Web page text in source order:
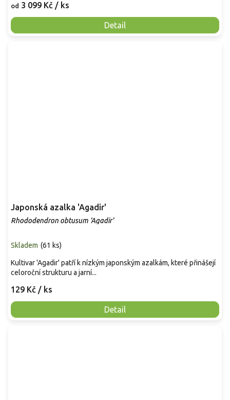
od 3 099 Kč / ks
Detail
Japonská azalka 'Agadir'
Rhododendron obtusum 'Agadir'
Skladem (61 ks)
129 Kč / ks
Detail
Kultivar 'Agadir' patří k nízkým japonským azalkám, které přinášejí
celoroční strukturu a jarní...